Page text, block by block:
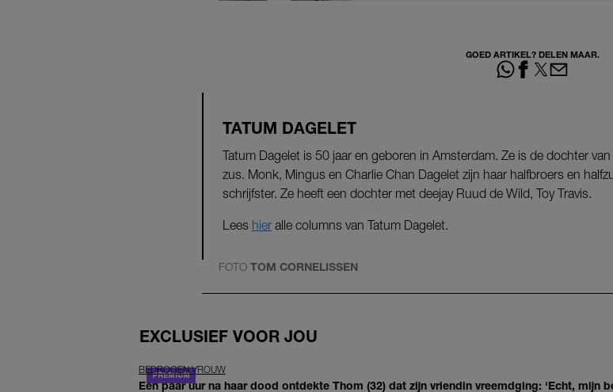
GOED ARTIKEL? DELEN MAAR.
TATUM DAGELET
Tatum Dagelet is 50 jaar en geboren in Amsterdam. Ze is de dochter
zus. Monk, Mingus en Charlie Chan Dagelet zijn haar halfbroers en
schrijfster. Ze heeft een dochter met deejay Ruud de Wild, Toy Travis.
Lees hier alle columns van Tatum Dagelet.
FOTO TOM CORNELISSEN
EXCLUSIEF VOOR JOU
BEDROGEN VROUW
Een paar uur na haar dood ontdekte Thom (32) dat zijn vriendin vreemdging: 'Echt, mijn